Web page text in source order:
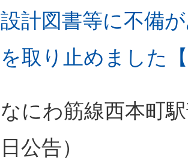
設計図書等に不備
を取り止めました
なにわ筋線西本町
日公告）